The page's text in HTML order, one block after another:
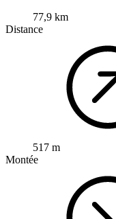
77,9 km
Distance
517 m
Montée